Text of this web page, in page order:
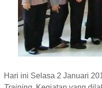
Hari ini Selasa 2 Januari